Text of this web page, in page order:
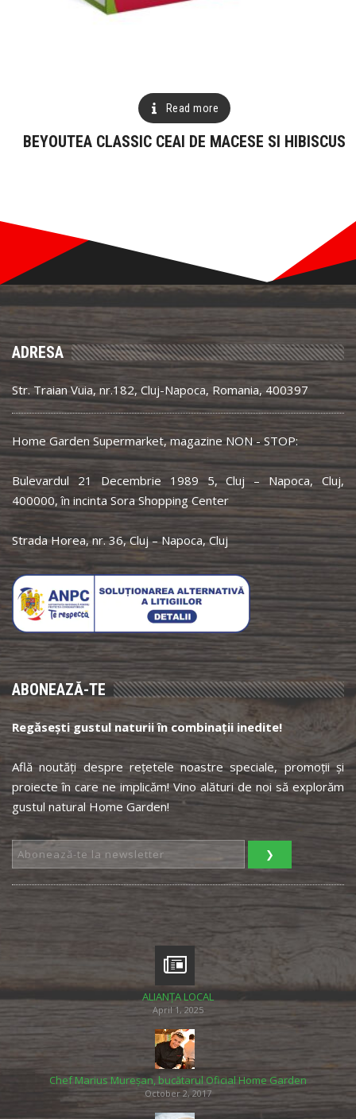
Read more
BEYOUTEA CLASSIC CEAI DE MACESE SI HIBISCUS
ADRESA
Str. Traian Vuia, nr.182, Cluj-Napoca, Romania, 400397
Home Garden Supermarket, magazine NON - STOP:
Bulevardul 21 Decembrie 1989 5, Cluj – Napoca, Cluj,
400000, în incinta Sora Shopping Center
Strada Horea, nr. 36, Cluj – Napoca, Cluj
ABONEAZĂ-TE
Regăsești gustul naturii în combinații inedite!
Află noutăți despre rețetele noastre speciale, promoții și
proiecte în care ne implicăm! Vino alături de noi să explorăm
gustul natural Home Garden!
ALIANȚA LOCAL
April 1, 2025
Chef Marius Mureșan, bucătarul Oficial Home Garden
October 2, 2017